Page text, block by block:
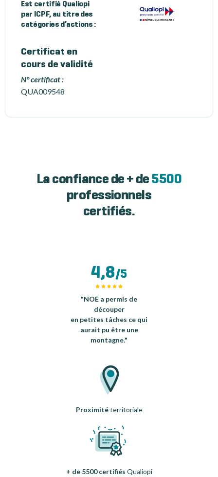
Est certifié Qualiopi
par ICPF, au titre des
catégories d’actions :
Certificat en
cours de validité
N° certificat :
QUA009548
La confiance de + de 5500
professionnels
certifiés.
+ de 5500 certifiés Qualiopi
4,8/5
"NOÉ a permis de
découper
en petites tâches ce qui
aurait pu être une
montagne."
Proximitéterritoriale